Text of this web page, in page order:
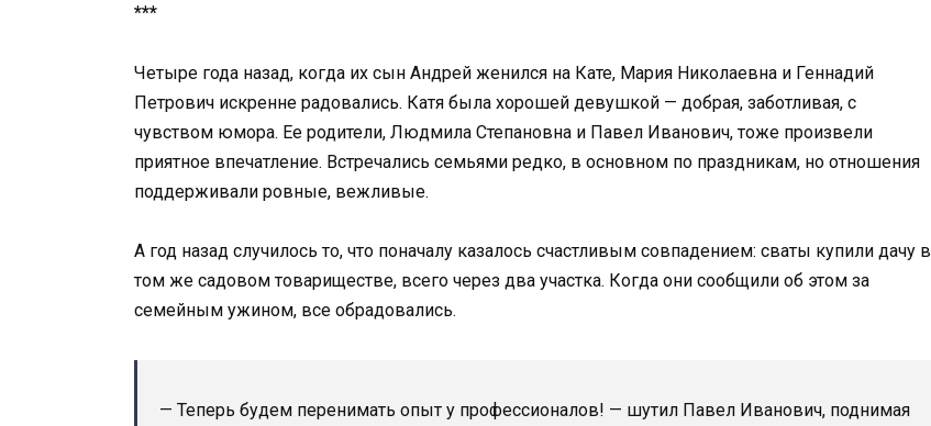
***
Четыре года назад, когда их сын Андрей женился на Кате, Мария Николаевна и Геннадий
Петрович искренне радовались. Катя была хорошей девушкой — добрая, заботливая, с
чувством юмора. Ее родители, Людмила Степановна и Павел Иванович, тоже произвели
приятное впечатление. Встречались семьями редко, в основном по праздникам, но отношения
поддерживали ровные, вежливые.
А год назад случилось то, что поначалу казалось счастливым совпадением: сваты купили дачу в
том же садовом товариществе, всего через два участка. Когда они сообщили об этом за
семейным ужином, все обрадовались.
— Теперь будем перенимать опыт у профессионалов! — шутил Павел Иванович, поднимая